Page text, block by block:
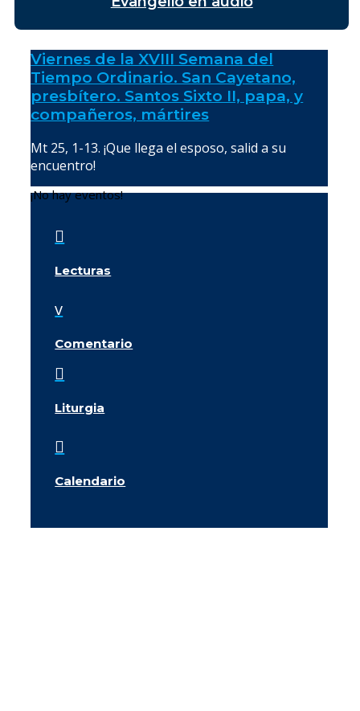
Viernes de la XVIII Semana del
Tiempo Ordinario. San Cayetano,
presbítero. Santos Sixto II, papa, y
compañeros, mártires
Mt 25, 1-13. ¡Que llega el esposo, salid a su
encuentro!
¡No hay eventos!

Lecturas
v
Comentario

Liturgia

Calendario